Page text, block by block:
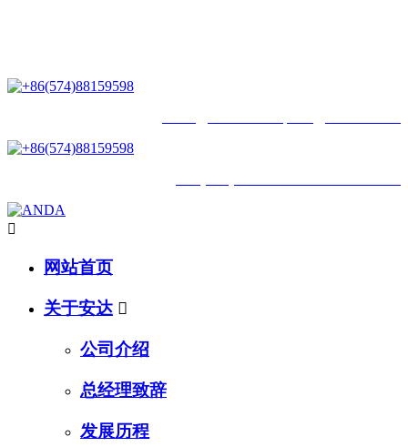

网站首页
关于安达 
公司介绍
总经理致辞
发展历程